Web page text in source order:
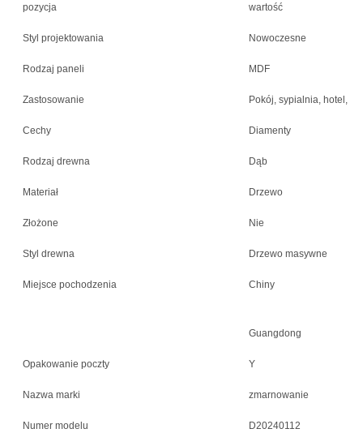
POLITYKA
PRYWATNOŚCI
pozycja wartość
Styl projektowania Nowoczesne
Rodzaj paneli MDF
Zastosowanie Pokój, sypialnia, hotel,
Cechy Diamenty
Rodzaj drewna Dąb
Materiał Drzewo
Złożone Nie
Styl drewna Drzewo masywne
Miejsce pochodzenia Chiny
Guangdong
Opakowanie poczty Y
Nazwa marki zmarnowanie
Numer modelu D20240112